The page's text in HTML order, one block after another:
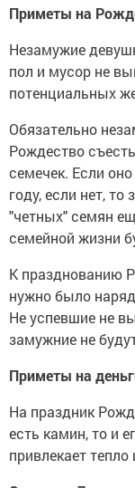
Приметы на
Незамужие
пол и мусор не
потенциальных
Обязательно
Рождество
семечек. Если
году, если нет,
"четных" семян
семейной жизни
К празднованию
нужно было
Не успевшие не
замужние не
Приметы на
На праздник
есть камин, то и
привлекает тепло